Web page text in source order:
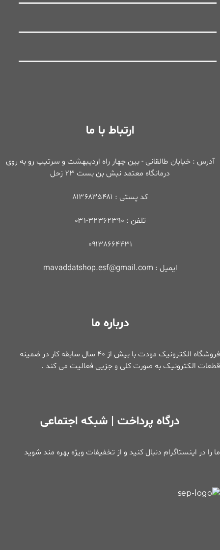
ارتباط با ما
آدرس : خیابان طالقانی - بین چهار راه اردیبهشت و سرتیپ رو به روی
درمانگاه معتمد نبش بن بست ۲۳ زحل
کد پستی : ۸۱۳۶۸۳۵۴۸۱
تلفن : ۳۲۳۶۲۳۹۰-۰۳۱
۰۹۱۳۸۶۶۴۴۳۱
ایمیل : mavaddatshop.esf@gmail.com
درباره ما
فروشگاه الکترونیک مودت با بیش از ۴۰ سال سابقه کار در ضمینه
قطعات الکترونیک به صورت کلی و جزیی فعالیت می کند .
درگاه پرداخت | شبکه اجتماعی
ما را در اینستاگرام دنبال کنید و از تخفیفات ویژه بهره مند شوید